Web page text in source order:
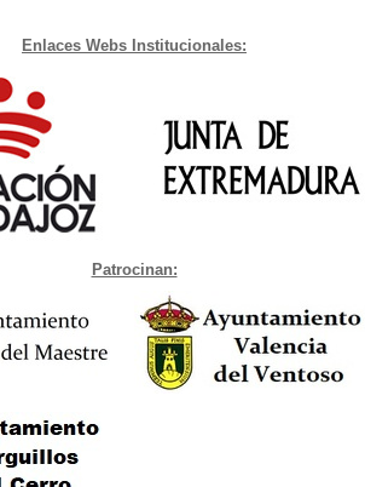
Enlaces Webs Institucionales:
Patrocinan: